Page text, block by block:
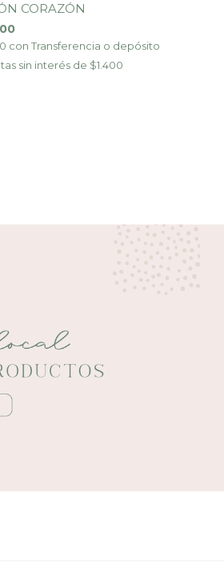
CORAZÓN
con Transferencia o depósito
sin interés de $1.400